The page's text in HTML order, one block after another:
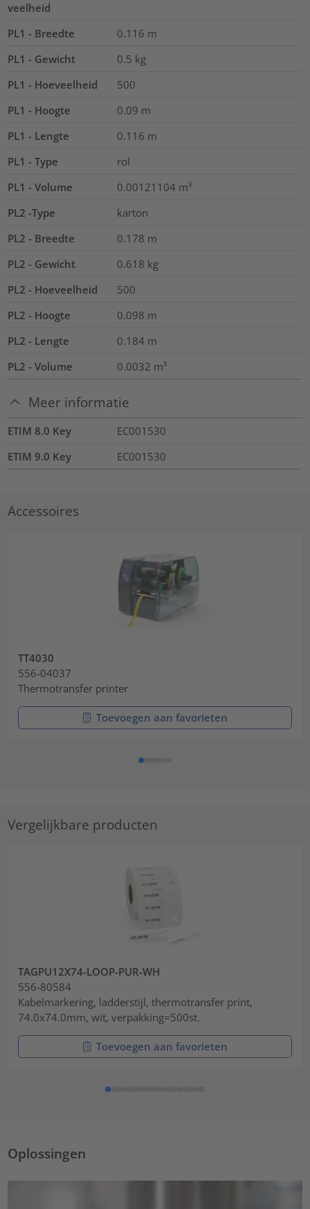
veelheid
PL1 - Breedte
0.116 m
PL1 - Gewicht
0.5 kg
PL1 - Hoeveelheid
500
PL1 - Hoogte
0.09 m
PL1 - Lengte
0.116 m
PL1 - Type
rol
PL1 - Volume
0.00121104 m³
PL2 -Type
karton
PL2 - Breedte
0.178 m
PL2 - Gewicht
0.618 kg
PL2 - Hoeveelheid
500
PL2 - Hoogte
0.098 m
PL2 - Lengte
0.184 m
PL2 - Volume
0.0032 m³
Meer informatie
ETIM 8.0 Key
EC001530
ETIM 9.0 Key
EC001530
Accessoires
TT4030
556-04037
Thermotransfer printer
Toevoegen aan favorieten
Vergelijkbare producten
TAGPU12X74-LOOP-PUR-WH
556-80584
Kabelmarkering, ladderstijl, thermotransfer print,
74.0x74.0mm, wit, verpakking=500st.
Toevoegen aan favorieten
Oplossingen